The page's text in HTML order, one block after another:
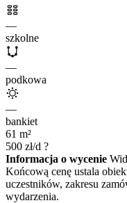
—
szkolne
—
podkowa
—
bankiet
61 m²
500 zł/d ?
Informacja o wycenie
Końcową cenę ustala
uczestników, zakresu
wydarzenia.